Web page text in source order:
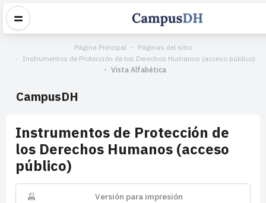
Página Principal
Páginas del sitio
Instrumentos de Protección de los Derechos Humanos (acceso público)
Vista Alfabética
CampusDH
Instrumentos de Protección de
los Derechos Humanos (acceso
público)
Versión para impresión